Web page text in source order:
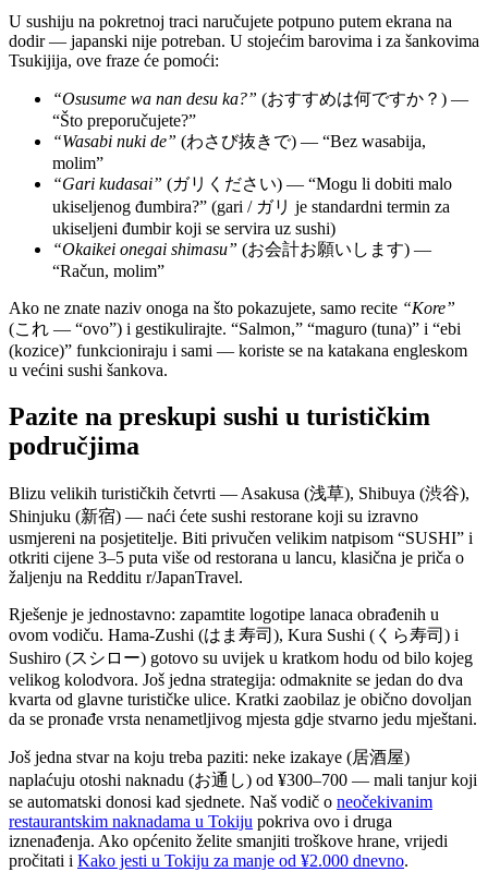
U sushiju na pokretnoj traci naručujete potpuno putem ekrana na
dodir — japanski nije potreban. U stojećim barovima i za šankovima
Tsukijija, ove fraze će pomoći:
“Osusume wa nan desu ka?” (おすすめは何ですか？) —
“Što preporučujete?”
“Wasabi nuki de” (わさび抜きで) — “Bez wasabija,
molim”
“Gari kudasai” (ガリください) — “Mogu li dobiti malo
ukiseljenog đumbira?” (gari / ガリ je standardni termin za
ukiseljeni đumbir koji se servira uz sushi)
“Okaikei onegai shimasu” (お会計お願いします) —
“Račun, molim”
Ako ne znate naziv onoga na što pokazujete, samo recite “Kore”
(これ — “ovo”) i gestikulirajte. “Salmon,” “maguro (tuna)” i “ebi
(kozice)” funkcioniraju i sami — koriste se na katakana engleskom
u većini sushi šankova.
Pazite na preskupi sushi u turističkim
područjima
Blizu velikih turističkih četvrti — Asakusa (浅草), Shibuya (渋谷),
Shinjuku (新宿) — naći ćete sushi restorane koji su izravno
usmjereni na posjetitelje. Biti privučen velikim natpisom “SUSHI” i
otkriti cijene 3–5 puta više od restorana u lancu, klasična je priča o
žaljenju na Redditu r/JapanTravel.
Rješenje je jednostavno: zapamtite logotipe lanaca obrađenih u
ovom vodiču. Hama-Zushi (はま寿司), Kura Sushi (くら寿司) i
Sushiro (スシロー) gotovo su uvijek u kratkom hodu od bilo kojeg
velikog kolodvora. Još jedna strategija: odmaknite se jedan do dva
kvarta od glavne turističke ulice. Kratki zaobilaz je obično dovoljan
da se pronađe vrsta nenametljivog mjesta gdje stvarno jedu mještani.
Još jedna stvar na koju treba paziti: neke izakaye (居酒屋)
naplaćuju otoshi naknadu (お通し) od ¥300–700 — mali tanjur koji
se automatski donosi kad sjednete. Naš vodič o neočekivanim
restaurantskim naknadama u Tokiju pokriva ovo i druga
iznenađenja. Ako općenito želite smanjiti troškove hrane, vrijedi
pročitati i Kako jesti u Tokiju za manje od ¥2.000 dnevno.